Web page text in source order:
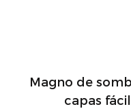
Magno de
capas